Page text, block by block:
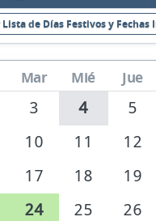
de Días Festivos y Fechas
Mar Mié Jue
3 4 5
10 11 12
17 18 19
24 25 26